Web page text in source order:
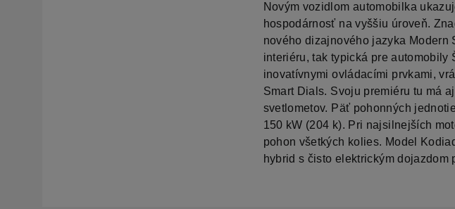
Novým vozidlom automobilka
hospodárnosť na vyššiu úroveň.
nového dizajnového jazyka
interiéru, tak typická pre
inovatívnymi ovládacími prvkami,
Smart Dials. Svoju premiéru tu má
svetlometov. Päť pohonných
150 kW (204 k). Pri najsilnejších
pohon všetkých kolies. Model
hybrid s čisto elektrickým